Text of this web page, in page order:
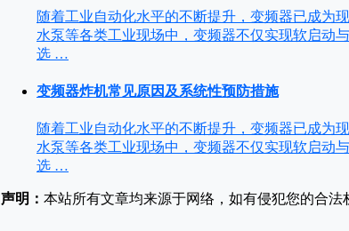
随着工业自动化水平的不断提升，变频器已成为
水泵等各类工业现场中，变频器不仅实现软启动
选 …
变频器炸机常见原因及系统性预防措施
随着工业自动化水平的不断提升，变频器已成为
水泵等各类工业现场中，变频器不仅实现软启动
选 …
声明： 本站所有文章均来源于网络，如有侵犯您的合法